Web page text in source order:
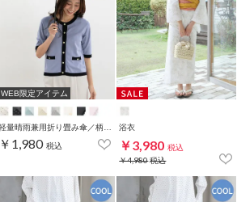
WEB限定アイテム
軽量晴雨兼用折り畳み傘／柄フリル
￥1,980 税込
浴衣
￥3,980 税込
￥4,980税込